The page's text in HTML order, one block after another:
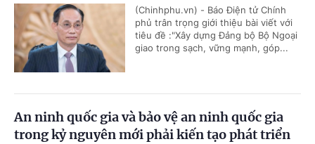
(Chinhphu.vn) - Báo Điện tử Chính
phủ trân trọng giới thiệu bài viết với
tiêu đề :"Xây dựng Đảng bộ Bộ Ngoại
giao trong sạch, vững mạnh, góp...
An ninh quốc gia và bảo vệ an ninh quốc gia
trong kỷ nguyên mới phải kiến tạo phát triển